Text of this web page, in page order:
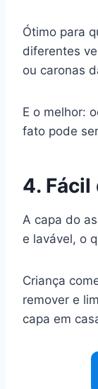
Ótimo para
diferentes
ou caronas
E o melhor:
fato pode
4. Fácil
A capa do
e lavável, o
Criança
remover e
capa em